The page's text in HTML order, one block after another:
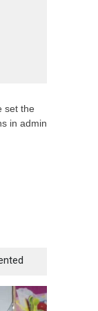
set the
in admin